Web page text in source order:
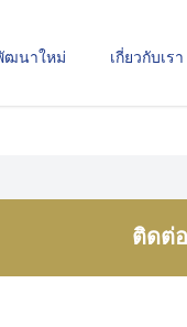
ฒนาใหม่ เกี่ยวกับเรา
ติดต่